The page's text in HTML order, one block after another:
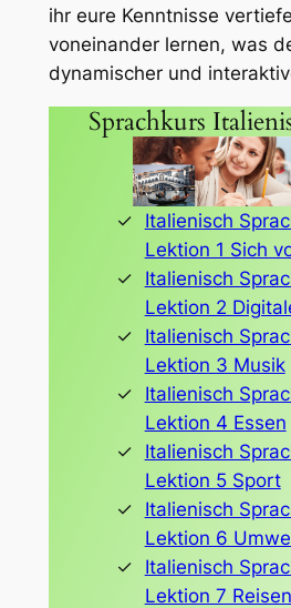
ihr eure Kenntnisse
voneinander lernen, was
dynamischer und
Sprachkurs
Italienisch
Lektion 1 Sich
Italienisch
Lektion 2
Italienisch
Lektion 3 Musik
Italienisch
Lektion 4 Essen
Italienisch
Lektion 5 Sport
Italienisch
Lektion 6
Italienisch
Lektion 7 Reisen